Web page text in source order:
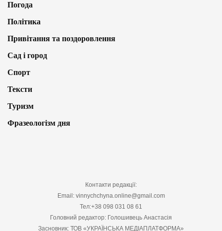
Погода
Політика
Привітання та поздоровлення
Сад і город
Спорт
Тексти
Туризм
Фразеологізм дня
Контакти редакції:
Email: vinnychchyna.online@gmail.com
Тел:+38 098 031 08 61
Головний редактор: Голошивець Анастасія
Засновник: ТОВ «УКРАЇНСЬКА МЕДІАПЛАТФОРМА»